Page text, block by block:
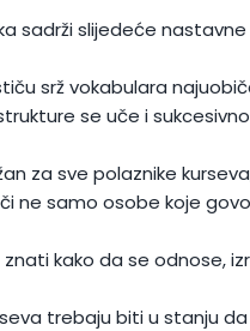
sadrži slijedeće
srž vokabulara
se uče i
za sve polaznike
ne samo osobe koje
kako da se odnose,
trebaju biti u stanju